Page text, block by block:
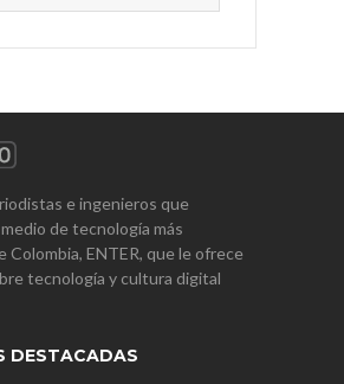
e ingenieros que
de tecnología más
Colombia, ENTER, que le ofrece
tecnología y cultura digital
DESTACADAS